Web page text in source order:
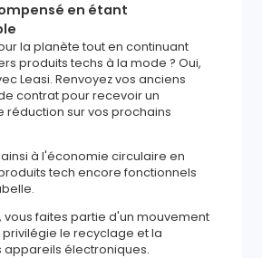
en étant
la planète tout en continuant
produits techs à la mode ? Oui,
Leasi. Renvoyez vos anciens
contrat pour recevoir un
réduction sur vos prochains
à l'économie circulaire en
tech encore fonctionnels
vous faites partie d'un mouvement
le recyclage et la
appareils électroniques.